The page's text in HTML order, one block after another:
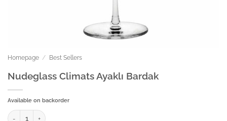
Homepage / Best Sellers
Nudeglass Climats Ayaklı Bardak
Available on backorder
Nudeglass Climats Ayaklı Bardak quantity